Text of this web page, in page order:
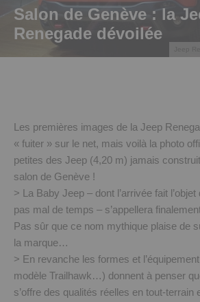
Jeep
Salon de Genève : la
Renegade dévoilée
Les premières images de la Jeep
« fuiter » sur le net, mais voilà la photo
petites des Jeep (4,20 m) jamais
salon de Genève !
> La Baby Jeep – dont l’arrivée fait
pas mal de temps – s’appellera
Pas sûr que ce nom mythique plaise de
la marque…
> En revanche les formes et
modèle Trailhawk…) donnent à penser
s’offre des qualités réelles en tout-terrain